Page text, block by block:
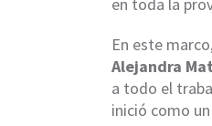
En este
Alejandra
a todo el
inició como